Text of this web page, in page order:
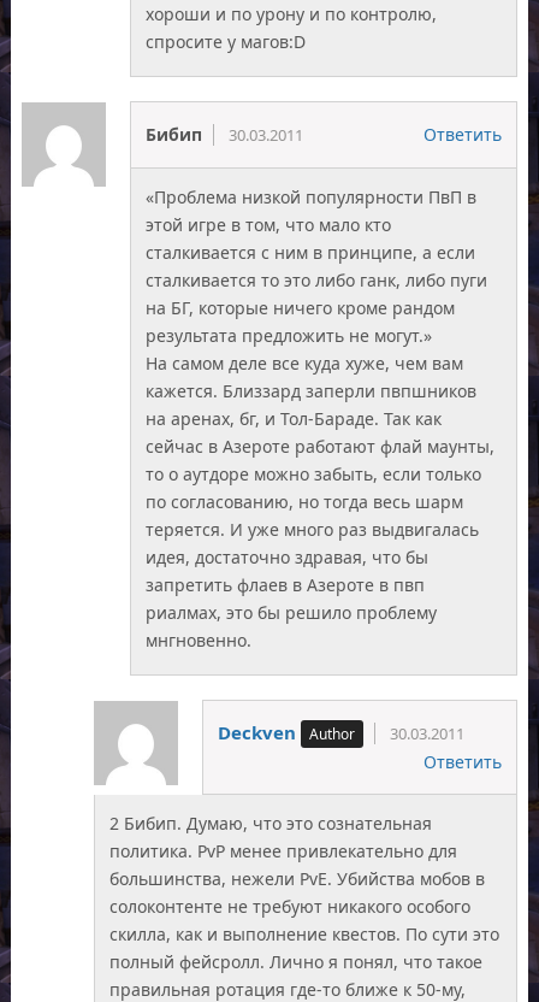
хороши и по урону и по контролю,
спросите у магов:D
Бибип 30.03.2011 Ответить
«Проблема низкой популярности ПвП в
этой игре в том, что мало кто
сталкивается с ним в принципе, а если
сталкивается то это либо ганк, либо пуги
на БГ, которые ничего кроме рандом
результата предложить не могут.»
На самом деле все куда хуже, чем вам
кажется. Близзард заперли пвпшников
на аренах, бг, и Тол-Бараде. Так как
сейчас в Азероте работают флай маунты,
то о аутдоре можно забыть, если только
по согласованию, но тогда весь шарм
теряется. И уже много раз выдвигалась
идея, достаточно здравая, что бы
запретить флаев в Азероте в пвп
риалмах, это бы решило проблему
мнгновенно.
Deckven 30.03.2011
Ответить
2 Бибип. Думаю, что это сознательная
политика. PvP менее привлекательно для
большинства, нежели PvE. Убийства мобов в
солоконтенте не требуют никакого особого
скилла, как и выполнение квестов. По сути это
полный фейсролл. Лично я понял, что такое
правильная ротация где-то ближе к 50-му,